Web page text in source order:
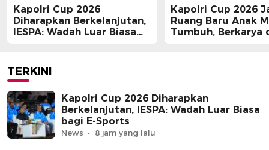
Kapolri Cup 2026
Diharapkan Berkelanjutan,
IESPA: Wadah Luar Biasa
Kapolri Cup 2026
Ruang Baru Anak
Tumbuh, Berkarya
TERKINI
Kapolri Cup 2026 Diharapkan
Berkelanjutan, IESPA: Wadah Luar Biasa
bagi E-Sports
News 8 jam yang lalu